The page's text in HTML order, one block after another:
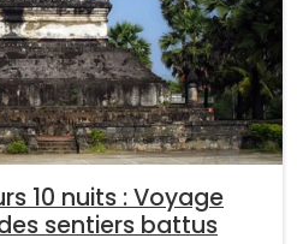
10 nuits : Voyage
sentiers battus